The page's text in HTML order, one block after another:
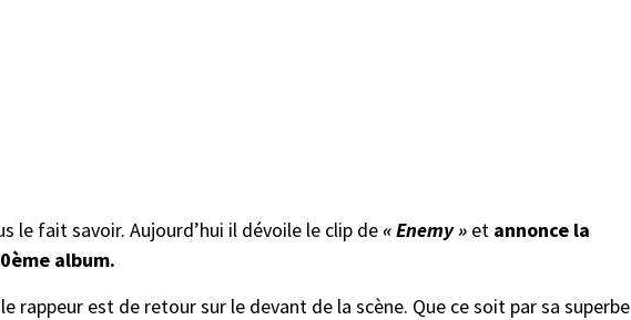
le fait savoir. Aujourd’hui il dévoile le clip de« Enemy » et annonce la
album.
rappeur est de retour sur le devant de la scène. Que ce soit par sa superbe